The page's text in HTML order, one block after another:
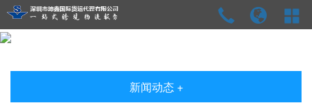
新闻动态 +